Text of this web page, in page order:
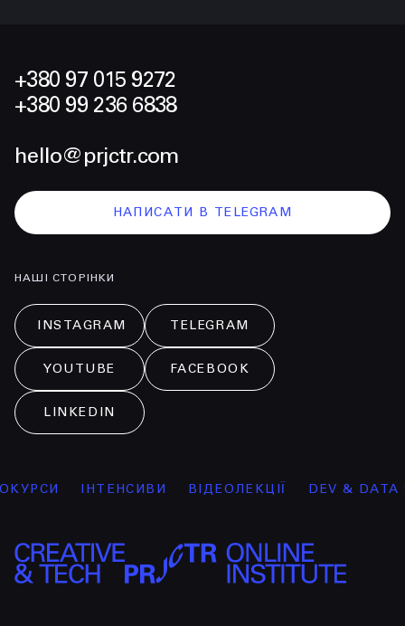
+380 97 015 9272
+380 99 236 6838
hello@prjctr.com
НАПИСАТИ В TELEGRAM
НАШІ СТОРІНКИ
INSTAGRAM TELEGRAM
YOUTUBE FACEBOOK
LINKEDIN
ІНТЕНСИВИ ВІДЕОЛЕКЦІЇ DEV & DATA